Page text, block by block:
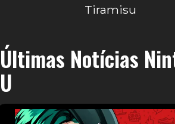
Tiramisu
Últimas Notícias
U